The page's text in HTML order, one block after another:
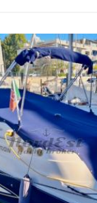
puntuali e nessun
su